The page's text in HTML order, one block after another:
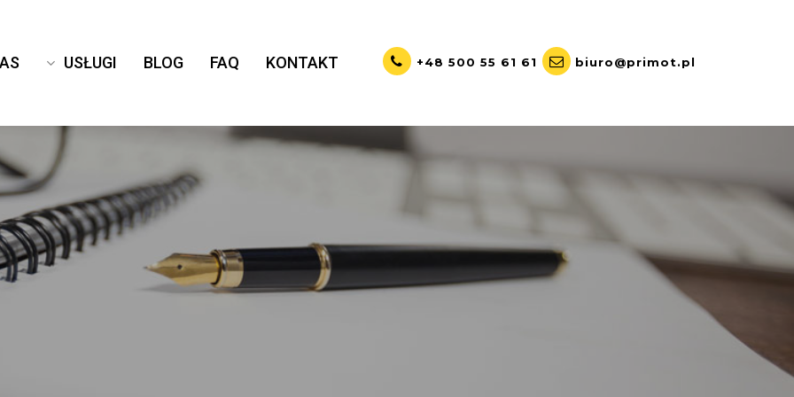
USŁUGI BLOG FAQ KONTAKT +48 500 55 61 61 biuro@primot.pl